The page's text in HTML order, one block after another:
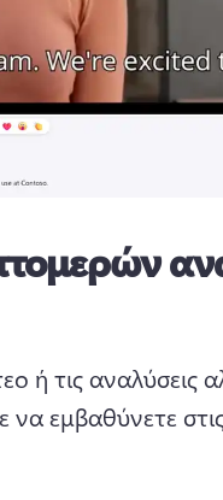
ή τις αναλύσεις
εμβαθύνετε